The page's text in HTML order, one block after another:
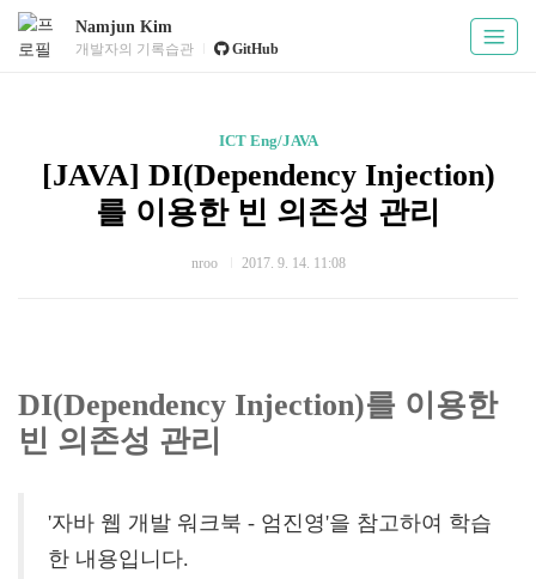
Namjun Kim
개발자의 기록습관 GitHub
ICT Eng/JAVA
[JAVA] DI(Dependency Injection)
를 이용한 빈 의존성 관리
nroo 2017. 9. 14. 11:08
DI(Dependency Injection)를 이용한
빈 의존성 관리
'자바 웹 개발 워크북 - 엄진영'을 참고하여 학습
한 내용입니다.